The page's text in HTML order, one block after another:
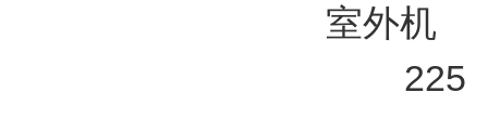
室外机
225